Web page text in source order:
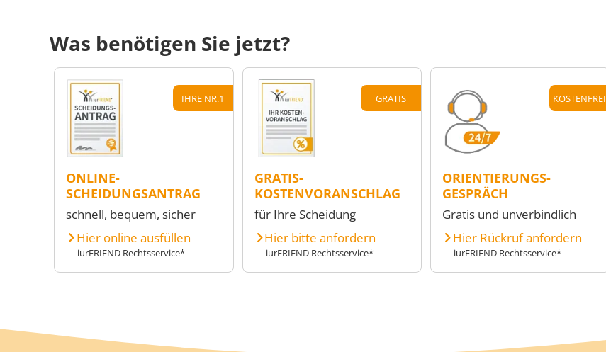
Was benötigen Sie jetzt?
IHRE NR.1
ONLINE-
SCHEIDUNGSANTRAG
schnell, bequem, sicher
Hier online ausfüllen
iurFRIEND Rechtsservice*
GRATIS
GRATIS-
KOSTENVORANSCHLAG
für Ihre Scheidung
Hier bitte anfordern
iurFRIEND Rechtsservice*
KOSTENFREI
ORIENTIERUNGS-
GESPRÄCH
Gratis und unverbindlich
Hier Rückruf anfordern
iurFRIEND Rechtsservice*